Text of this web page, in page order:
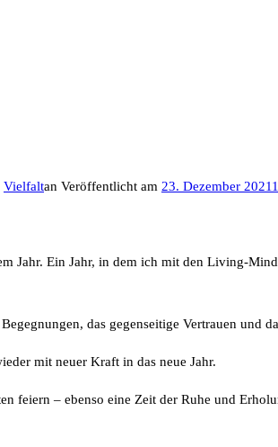
Vielfaltan Veröffentlicht am 23. Dezember 2021
Jahr. Ein Jahr, in dem ich mit den Living-
das gegenseitige Vertrauen und
mit neuer Kraft in das neue Jahr.
feiern – ebenso eine Zeit der Ruhe und